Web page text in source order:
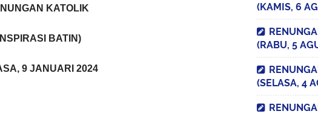
KATOLIK
BATIN)
9 JANUARI 2024
(KAMIS, 6
(RABU, 5
(SELASA, 4